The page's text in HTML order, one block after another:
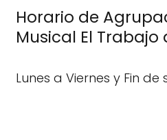
Horario de
Musical El Trabajo
Lunes a Viernes y Fin de